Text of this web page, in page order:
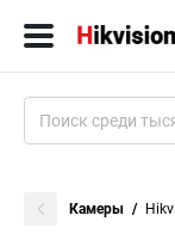
Камеры